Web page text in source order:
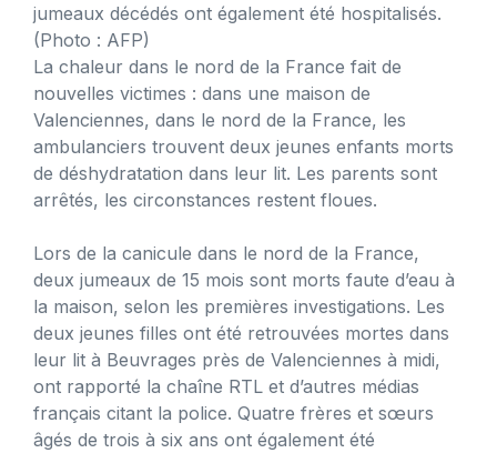
jumeaux décédés ont également été hospitalisés.
(Photo : AFP)
La chaleur dans le nord de la France fait de
nouvelles victimes : dans une maison de
Valenciennes, dans le nord de la France, les
ambulanciers trouvent deux jeunes enfants morts
de déshydratation dans leur lit. Les parents sont
arrêtés, les circonstances restent floues.
Lors de la canicule dans le nord de la France,
deux jumeaux de 15 mois sont morts faute d’eau à
la maison, selon les premières investigations. Les
deux jeunes filles ont été retrouvées mortes dans
leur lit à Beuvrages près de Valenciennes à midi,
ont rapporté la chaîne RTL et d’autres médias
français citant la police. Quatre frères et sœurs
âgés de trois à six ans ont également été